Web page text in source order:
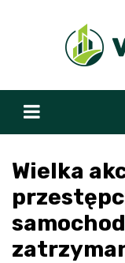
Wielka